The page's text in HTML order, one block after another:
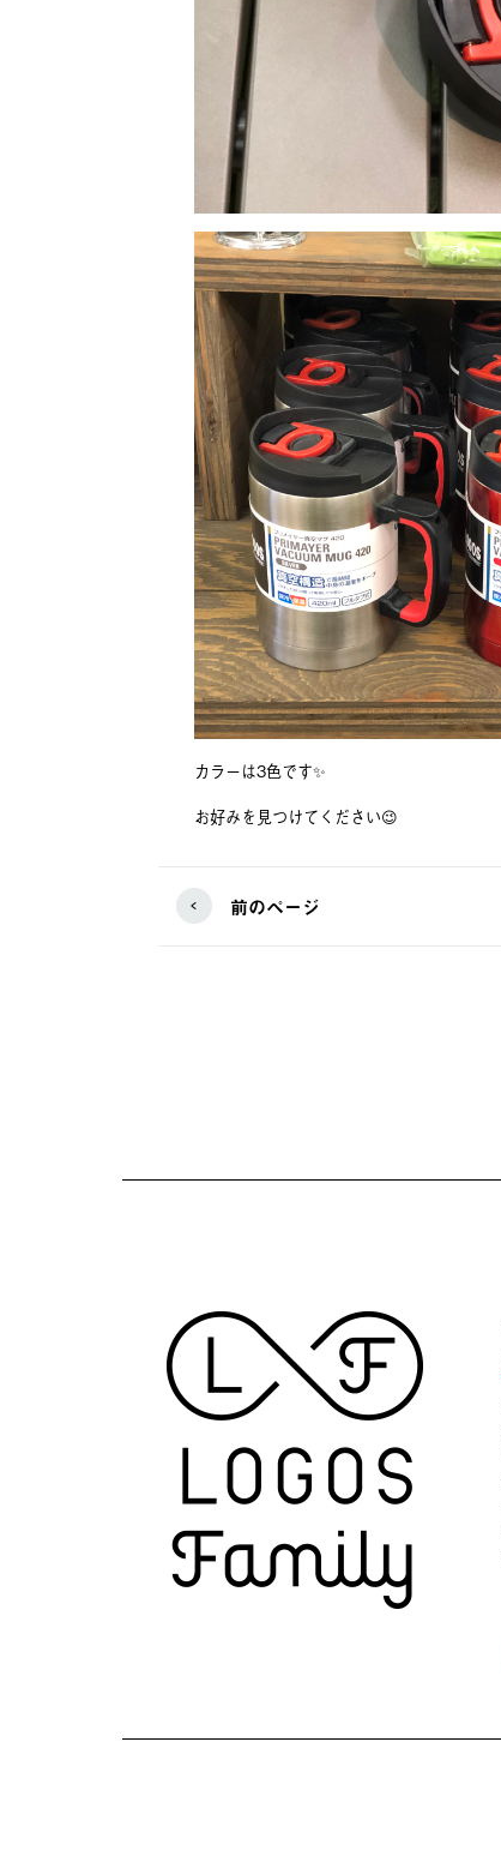
カラーは3色です✨
お好みを見つけてください😉
前のページ